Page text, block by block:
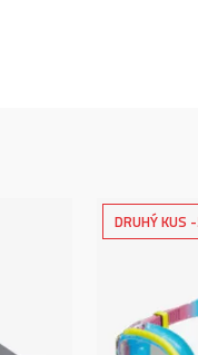
DRUHÝ KUS